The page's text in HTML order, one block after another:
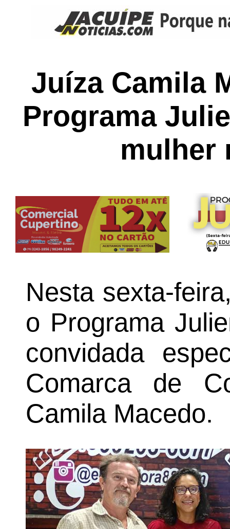
Juíza Camila
Programa
mulher
Nesta sexta-
o Programa
convidada
Comarca de
Camila Macedo.